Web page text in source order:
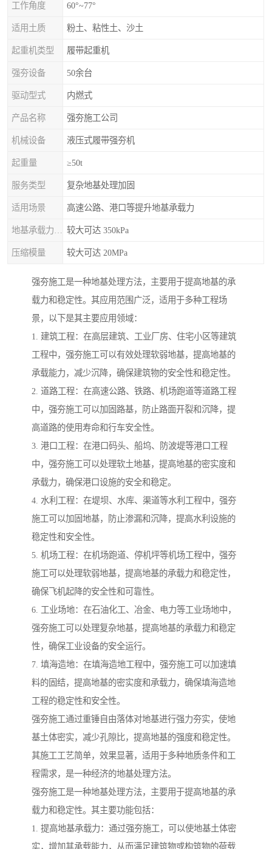
工作角度 60°~77°
适用土质 粉土、粘性土、沙土
起重机类型 履带起重机
强夯设备 50余台
驱动型式 内燃式
产品名称 强夯施工公司
机械设备 液压式履带强夯机
起重量 ≥50t
服务类型 复杂地基处理加固
适用场景 高速公路、港口等提升地基承载力
较大可达 350kPa
压缩模量 较大可达 20MPa
强夯施工是一种地基处理方法，主要用于提高地基的承
载力和稳定性。其应用范围广泛，适用于多种工程场
景，以下是其主要应用领域：
1. 建筑工程：在高层建筑、工业厂房、住宅小区等建筑
工程中，强夯施工可以有效处理软弱地基，提高地基的
承载能力，减少沉降，确保建筑物的安全性和稳定性。
2. 道路工程：在高速公路、铁路、机场跑道等道路工程
中，强夯施工可以加固路基，防止路面开裂和沉降，提
高道路的使用寿命和行车安全性。
3. 港口工程：在港口码头、船坞、防波堤等港口工程
中，强夯施工可以处理软土地基，提高地基的密实度和
承载力，确保港口设施的安全和稳定。
4. 水利工程：在堤坝、水库、渠道等水利工程中，强夯
施工可以加固地基，防止渗漏和沉降，提高水利设施的
稳定性和安全性。
5. 机场工程：在机场跑道、停机坪等机场工程中，强夯
施工可以处理软弱地基，提高地基的承载力和稳定性，
确保飞机起降的安全性和可靠性。
6. 工业场地：在石油化工、冶金、电力等工业场地中，
强夯施工可以处理复杂地基，提高地基的承载力和稳定
性，确保工业设备的安全运行。
7. 填海造地：在填海造地工程中，强夯施工可以加速填
料的固结，提高地基的密实度和承载力，确保填海造地
工程的稳定性和安全性。
强夯施工通过重锤自由落体对地基进行强力夯实，使地
基土体密实，减少孔隙比，提高地基的强度和稳定性。
其施工工艺简单，效果显著，适用于多种地质条件和工
程需求，是一种经济的地基处理方法。
强夯施工是一种地基处理方法，主要用于提高地基的承
载力和稳定性。其主要功能包括：
1. 提高地基承载力：通过强夯施工，可以使地基土体密
实，增加其承载能力，从而满足建筑物或构筑物的荷载